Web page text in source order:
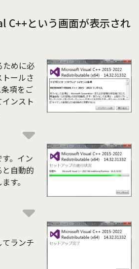
C++という画面が表示され
ために必
ールさ
項をご
ンスト
。イン
自動的
す。
ランチ